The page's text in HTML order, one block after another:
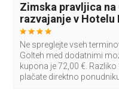
Zimska pravljica
razvajanje v Hotelu
Ne spreglejte vseh
Golteh med dodatnimi
kupona je 72,00 €.
plačate direktno